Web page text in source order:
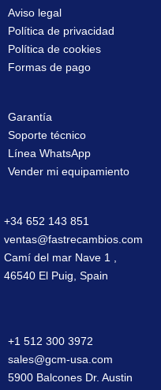
Aviso legal
Política de privacidad
Política de cookies
Formas de pago
Garantía
Soporte técnico
Línea WhatsApp
Vender mi equipamiento
+34 652 143 851
ventas@fastrecambios.com
Camí del mar Nave 1 ,
46540 El Puig, Spain
+1 512 300 3972
sales@gcm-usa.com
5900 Balcones Dr. Austin